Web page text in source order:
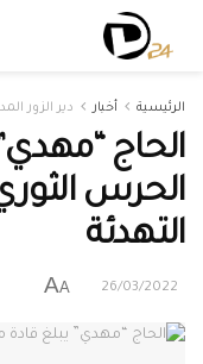
الرئيسية أخبار دير الزور
الحاج
الحرس
التهدئة
26/03/2022
A
A